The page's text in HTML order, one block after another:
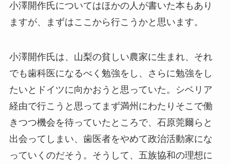
小澤開作氏についてはほかの人が書いた本もあり
ますが、まずはここから行こうかと思います。
小澤開作氏は、山梨の貧しい農家に生まれ、それ
でも歯科医になるべく勉強をし、さらに勉強をし
たいとドイツに向かおうと思っていた。シベリア
経由で行こうと思ってまず満州にわたりそこで働
きつつ機会を待っていたところで、石原莞爾らと
出会ってしまい、歯医者をやめて政治活動家にな
っていくのだそう。そうして、五族協和の理想に